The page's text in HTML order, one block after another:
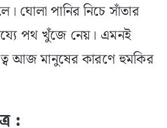
ঘোলা পানির নিচে সাঁতার
পথ খুঁজে নেয়। এমনই
আজ মানুষের কারণে হুমকির
: